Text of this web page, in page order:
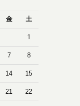
金 土
1
7 8
14 15
21 22